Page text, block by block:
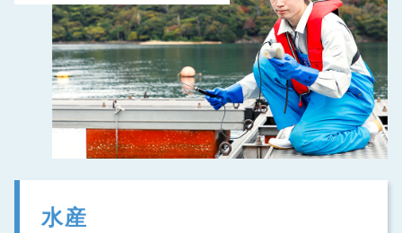
水産